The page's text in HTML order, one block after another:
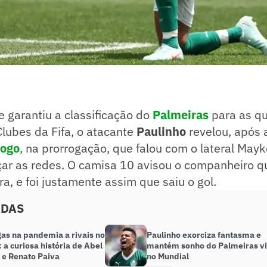
garantiu a classificação do Palmeiras para as
da Fifa, o atacante Paulinho revelou, após
, na prorrogação, que falou com o lateral
as redes. O camisa 10 avisou o companheiro
e foi justamente assim que saiu o gol.
na pandemia a rivais no
a curiosa história de Abel
Renato Paiva
Paulinho exorciza fantasma e
mantém sonho do Palmeiras
no Mundial